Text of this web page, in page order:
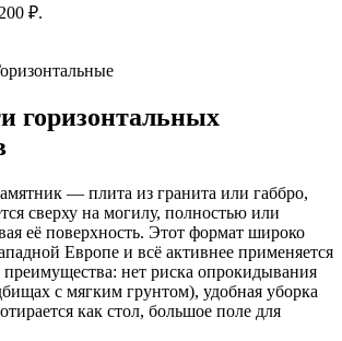
₽.
горизонтальных
— плита из гранита или габбро,
сверху на могилу, полностью или
её поверхность. Этот формат широко
Европе и всё активнее применяется
нет риска опрокидывания
с мягким грунтом), удобная уборка
как стол, большое поле для